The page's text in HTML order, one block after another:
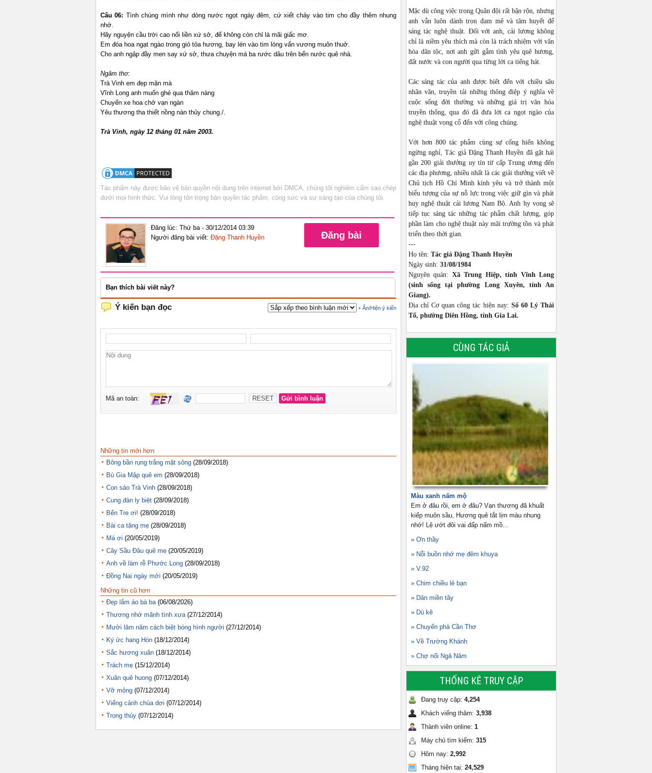
Câu 06: Tình chúng mình như dòng nước ngọt ngày đêm, cứ xiết chảy vào tim cho đầy thêm nhung
nhớ.
Hãy nguyện cầu trời cao nối liền xứ sở, để không còn chỉ là mãi giấc mơ.
Em đóa hoa ngạt ngào trong gió tỏa hương, bay lén vào tim lòng vấn vương muôn thuở.
Cho anh ngập đầy men say xứ sở, thưa chuyện má ba rước dâu trên bến nước quê nhà.
Ngâm thơ:
Trà Vinh em đẹp mặn mà
Vĩnh Long anh muốn ghé qua thăm nàng
Chuyến xe hoa chở vạn ngàn
Yêu thương tha thiết nồng nàn thủy chung./.
Trà Vinh, ngày 12 tháng 01 năm 2003.
Tác phẩm này được bảo vệ bản quyền nội dung trên internet bởi DMCA, chúng tôi nghiêm cấm sao chép
dưới mọi hình thức. Vui lòng tôn trọng bản quyền tác phẩm, công sức và sự sáng tạo của chúng tôi.
Đăng lúc: Thứ ba - 30/12/2014 03:39
Người đăng bài viết: Đặng Thanh Huyền Đăng bài
Bạn thích bài viết này?
Những tin mới hơn
Bông bần rụng trắng mặt sông (28/09/2018)
Bù Gia Mập quê em (28/09/2018)
Con sáo Trà Vinh (28/09/2018)
Cung đàn ly biệt (28/09/2018)
Bến Tre ơi! (28/09/2018)
Bài ca tặng mẹ (28/09/2018)
Má ơi (20/05/2019)
Cây Sầu Đâu quê mẹ (20/05/2019)
Anh về làm rễ Phước Long (28/09/2018)
Đồng Nai ngày mới (20/05/2019)
Những tin cũ hơn
Đẹp lắm áo bà ba (06/08/2026)
Thương nhớ mãnh tình xưa (27/12/2014)
Mười lăm năm cách biệt bóng hình người (27/12/2014)
Ký ức hang Hòn (18/12/2014)
Sắc hương xuân (18/12/2014)
Trách mẹ (15/12/2014)
Xuân quê huong (07/12/2014)
Vỡ mộng (07/12/2014)
Viếng cảnh chùa dơi (07/12/2014)
Trọng thủy (07/12/2014)
Mặc dù công việc trong Quân đội rất bận rộn, nhưng
anh vẫn luôn dành trọn đam mê và tâm huyết để
sáng tác nghệ thuật. Đối với anh, cải lương không
chỉ là niềm yêu thích mà còn là trách nhiệm với văn
hóa dân tộc, nơi anh gửi gắm tình yêu quê hương,
đất nước và con người qua từng lời ca tiếng hát.
Các sáng tác của anh được biết đến với chiều sâu
nhân văn, truyền tải những thông điệp ý nghĩa về
cuộc sống đời thường và những giá trị văn hóa
truyền thống, qua đó đã đưa lời ca ngọt ngào của
nghệ thuật vọng cổ đến với công chúng.
Với hơn 800 tác phẩm cùng sự cống hiến không
ngừng nghỉ, Tác giả Đặng Thanh Huyền đã gặt hái
gần 200 giải thưởng uy tín từ cấp Trung ương đến
các địa phương, nhiều nhất là các giải thưởng viết về
Chủ tịch Hồ Chí Minh kính yêu và trở thành một
biểu tượng của sự nỗ lực trong việc giữ gìn và phát
huy nghệ thuật cải lương Nam Bộ. Anh hy vọng sẽ
tiếp tục sáng tác những tác phẩm chất lượng, góp
phần làm cho nghệ thuật này mãi trường tồn và phát
triển theo thời gian.
---
Họ tên: Tác giả Đặng Thanh Huyền
Ngày sinh: 31/08/1984
Nguyên quán: Xã Trung Hiệp, tỉnh Vĩnh Long
(sinh sống tại phường Long Xuyên, tỉnh An
Giang).
Địa chỉ Cơ quan công tác hiện nay: Số 60 Lý Thái
Tổ, phường Diên Hồng, tỉnh Gia Lai.
CÙNG TÁC GIẢ
Màu xanh nấm mộ
Em ở đâu rồi, em ở đâu? Vạn thương đã khuất
kiếp muôn sầu, Hương quê tắt lịm màu nhung
nhớ! Lệ ướt đôi vai đấp nấm mồ…
» Ơn thầy
» Nỗi buồn nhớ mẹ đêm khuya
» V.92
» Chim chiều lẻ bạn
» Dân miền tây
» Dù kê
» Chuyến phà Cần Thơ
» Về Trường Khánh
» Chợ nổi Ngả Năm
THỐNG KÊ TRUY CẬP
Đang truy cập: 4,254
Khách viếng thăm: 3,938
Thành viên online: 1
Máy chủ tìm kiếm: 315
Hôm nay: 2,992
Tháng hiện tại: 24,529